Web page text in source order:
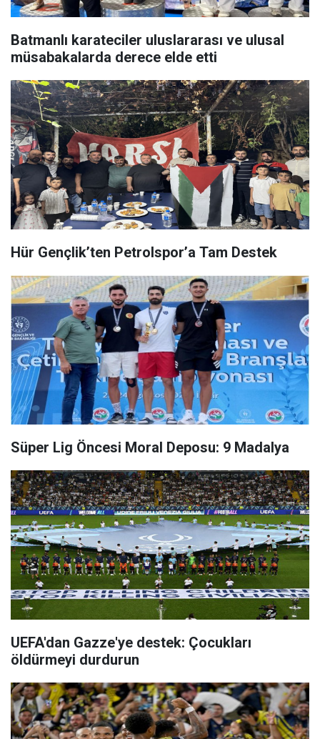
Batmanlı karateciler uluslararası ve ulusal
müsabakalarda derece elde etti
Hür Gençlik’ten Petrolspor’a Tam Destek
Süper Lig Öncesi Moral Deposu: 9 Madalya
UEFA'dan Gazze'ye destek: Çocukları
öldürmeyi durdurun